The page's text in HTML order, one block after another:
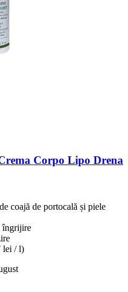
Corpo Lipo Drena
coajă de portocală și piele
îngrijire
lei / l)